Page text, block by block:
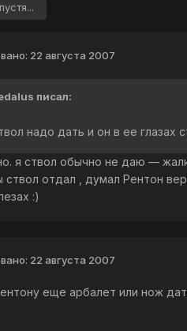
22 августа 2007
писал:
надо дать и он в ее глазах
я ствол обычно не даю —
отдал , думал Рентон
:)
22 августа 2007
еще арбалет или нож